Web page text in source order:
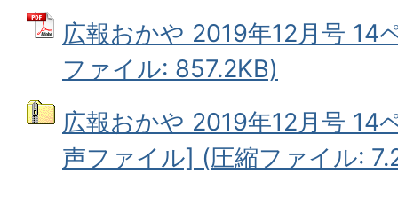
広報おかや 2019年12月号 14
ファイル: 857.2KB)
広報おかや 2019年12月号 14
声ファイル] (圧縮ファイル: